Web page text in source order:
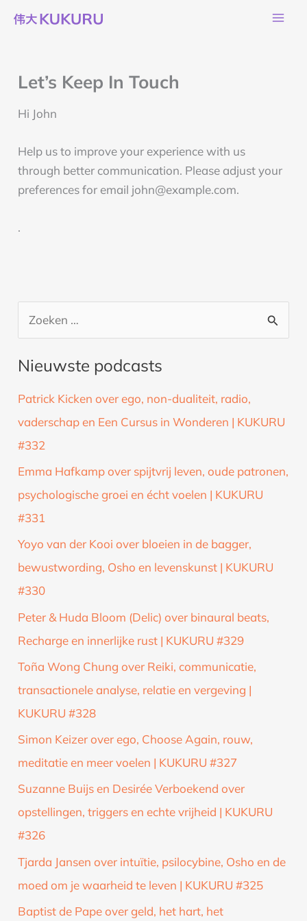
naar
Let’s Keep In Touch
Hi John
Help us to improve your experience with us
through better communication. Please adjust your
preferences for email john@example.com.
.
e
k
a
Nieuwste podcasts
Patrick Kicken over ego, non-dualiteit, radio,
vaderschap en Een Cursus in Wonderen | KUKURU
#332
Emma Hafkamp over spijtvrij leven, oude patronen,
psychologische groei en écht voelen | KUKURU
#331
Yoyo van der Kooi over bloeien in de bagger,
bewustwording, Osho en levenskunst | KUKURU
#330
Peter & Huda Bloom (Delic) over binaural beats,
Recharge en innerlijke rust | KUKURU #329
Toña Wong Chung over Reiki, communicatie,
transactionele analyse, relatie en vergeving |
KUKURU #328
Simon Keizer over ego, Choose Again, rouw,
meditatie en meer voelen | KUKURU #327
Suzanne Buijs en Desirée Verboekend over
opstellingen, triggers en echte vrijheid | KUKURU
#326
Tjarda Jansen over intuïtie, psilocybine, Osho en de
moed om je waarheid te leven | KUKURU #325
Baptist de Pape over geld, het hart, het